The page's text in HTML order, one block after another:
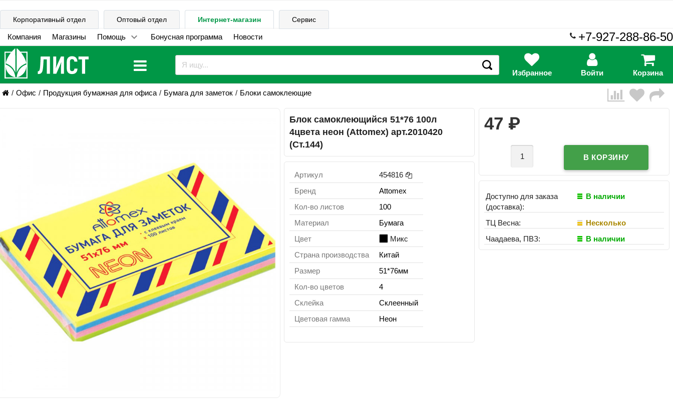
Корпоративный отдел Оптовый отдел Интернет-магазин Сервис
Компания Магазины Помощь Бонусная программа Новости +7-927-288-86-50
Избранное Войти Корзина
Офис Продукция бумажная для офиса Бумага для заметок Блоки самоклеющие
Блок самоклеющийся 51*76 100л
4цвета неон (Attomex) арт.2010420
(Ст.144)
Артикул
454816
Бренд
Attomex
Кол-во листов
100
Материал
Бумага
Цвет
Микс
Страна производства
Китай
Размер
51*76мм
Кол-во цветов
4
Склейка
Склеенный
Цветовая гамма
Неон
47 ₽
Доступно для заказа
(доставка):
В наличии
ТЦ Весна:
Несколько
Чаадаева, ПВЗ:
В наличии